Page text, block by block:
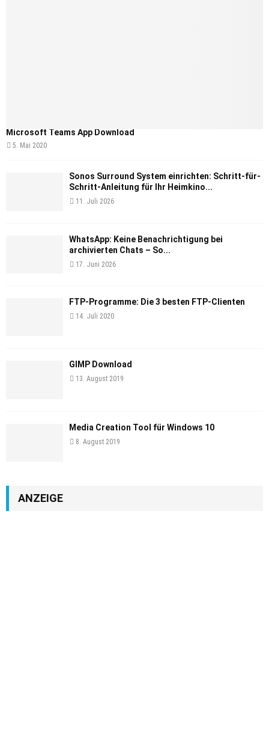
Microsoft Teams App Download
5. Mai 2020
Sonos Surround System einrichten: Schritt-für-
Schritt-Anleitung für Ihr Heimkino...
11. Juli 2026
WhatsApp: Keine Benachrichtigung bei
archivierten Chats – So...
17. Juni 2026
FTP-Programme: Die 3 besten FTP-Clienten
14. Juli 2020
GIMP Download
13. August 2019
Media Creation Tool für Windows 10
8. August 2019
ANZEIGE